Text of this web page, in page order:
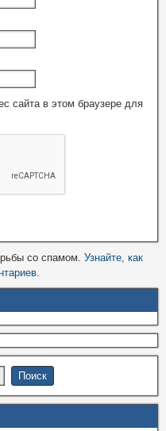
сайта в этом браузере для
со спамом. Узнайте, как
.